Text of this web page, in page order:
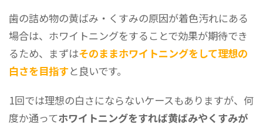
歯の詰め物の黄ばみ・くすみの原因が着色汚れにある
場合は、ホワイトニングをすることで効果が期待でき
るため、まずはそのままホワイトニングをして理想の
白さを目指すと良いです。
1回では理想の白さにならないケースもありますが、何
度か通ってホワイトニングをすれば黄ばみやくすみが